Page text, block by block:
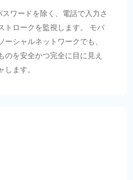
スワードを除く、電話で入力さ
トロークを監視します。 モバ
ーシャルネットワークでも、
のを安全かつ完全に目に見え
します。